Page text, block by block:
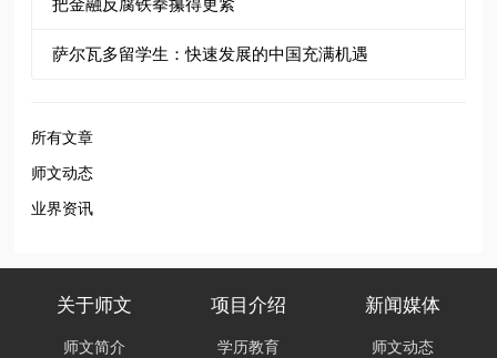
把金融反腐铁拳攥得更紧
萨尔瓦多留学生：快速发展的中国充满机遇
所有文章
师文动态
业界资讯
关于师文
师文简介
项目介绍
学历教育
新闻媒体
师文动态